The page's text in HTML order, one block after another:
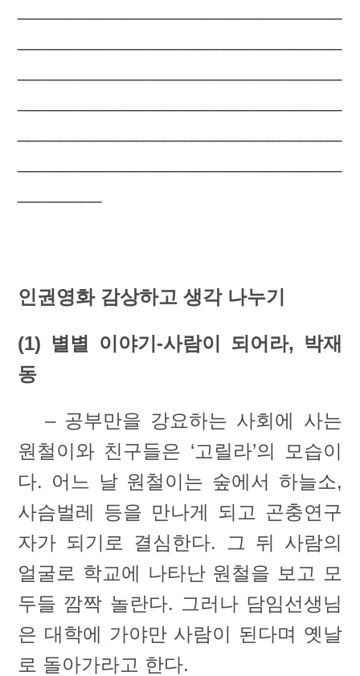
인권영화 감상하고 생각 나누기
(1) 별별 이야기-사람이 되어라, 박재
동
– 공부만을 강요하는 사회에 사는
원철이와 친구들은 ‘고릴라’의 모습이
다. 어느 날 원철이는 숲에서 하늘소,
사슴벌레 등을 만나게 되고 곤충연구
자가 되기로 결심한다. 그 뒤 사람의
얼굴로 학교에 나타난 원철을 보고 모
두들 깜짝 놀란다. 그러나 담임선생님
은 대학에 가야만 사람이 된다며 옛날
로 돌아가라고 한다.